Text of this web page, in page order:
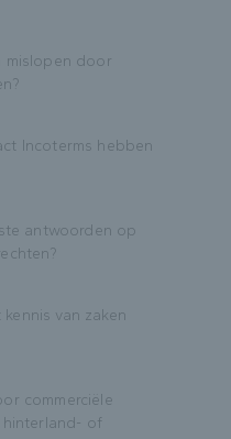
mislopen door
Incoterms hebben
antwoorden op
van zaken
commerciële
hinterland- of